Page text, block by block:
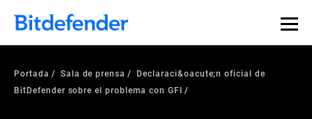
Portada Sala de prensa
Declaraci&oacute;n oficial de
BitDefender sobre el problema con GFI